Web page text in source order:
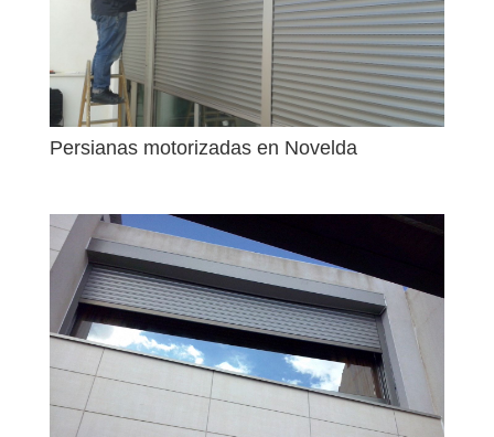
Persianas motorizadas en Novelda